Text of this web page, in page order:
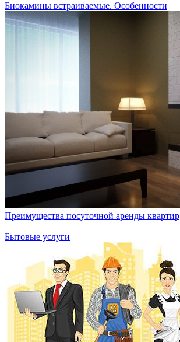
Биокамины встраиваемые. Особенности
Преимущества посуточной аренды квартир
Бытовые услуги